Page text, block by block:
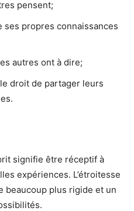
pensent;
ses propres connaissances
autres ont à dire;
droit de partager leurs
signifie être réceptif à
expériences. L’étroitesse
beaucoup plus rigide et un